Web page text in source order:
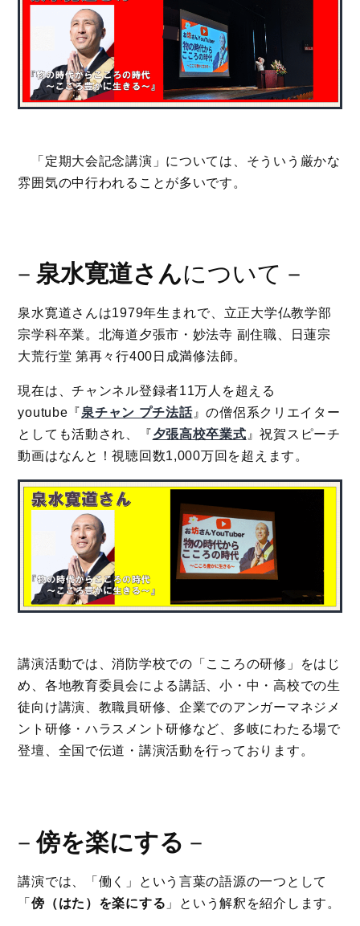
「定期大会記念講演」については、そういう厳かな
雰囲気の中行われることが多いです。
－ 泉水寛道さんについて－
泉水寛道さんは1979年生まれで、立正大学仏教学部
宗学科卒業。北海道夕張市・妙法寺 副住職、日蓮宗
大荒行堂 第再々行400日成満修法師。
現在は、チャンネル登録者11万人を超える
youtube『泉チャン プチ法話』の僧侶系クリエイター
としても活動され、『夕張高校卒業式 』祝賀スピーチ
動画はなんと！視聴回数1,000万回を超えます。
講演活動では、消防学校での「こころの研修」をはじ
め、各地教育委員会による講話、小・中・高校での生
徒向け講演、教職員研修、企業でのアンガーマネジメ
ント研修・ハラスメント研修など、多岐にわたる場で
登壇、全国で伝道・講演活動を行っております。
－傍を楽にする －
講演では、「働く」という言葉の語源の一つとして
「傍（はた）を楽にする 」という解釈を紹介します。